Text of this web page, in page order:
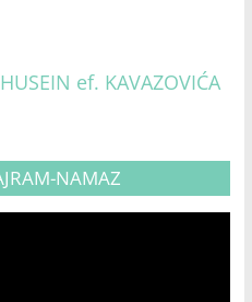
ef. KAVAZOVIĆA
NAMAZ